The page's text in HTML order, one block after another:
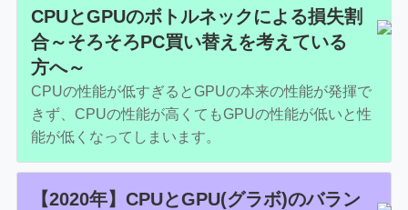
CPUとGPUのボトルネックによる損失割
合～そろそろPC買い替えを考えている
方へ～
CPUの性能が低すぎるとGPUの本来の性能が発揮で
きず、CPUの性能が高くてもGPUの性能が低いと性
能が低くなってしまいます。
【2020年】CPUとGPU(グラボ)のバラン